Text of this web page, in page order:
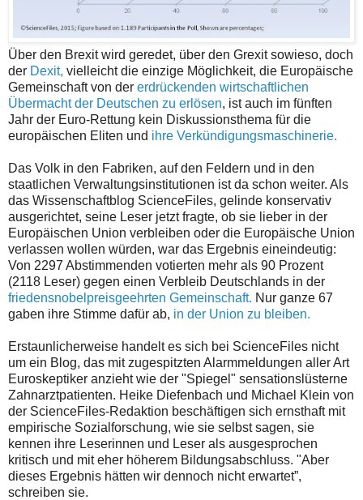
Über den Brexit wird geredet, über den Grexit sowieso, doch
der Dexit, vielleicht die einzige Möglichkeit, die Europäische
Gemeinschaft von der erdrückenden wirtschaftlichen
Übermacht der Deutschen zu erlösen, ist auch im fünften
Jahr der Euro-Rettung kein Diskussionsthema für die
europäischen Eliten und ihre Verkündigungsmaschinerie.
Das Volk in den Fabriken, auf den Feldern und in den
staatlichen Verwaltungsinstitutionen ist da schon weiter. Als
das Wissenschaftblog ScienceFiles, gelinde konservativ
ausgerichtet, seine Leser jetzt fragte, ob sie lieber in der
Europäischen Union verbleiben oder die Europäische Union
verlassen wollen würden, war das Ergebnis eineindeutig:
Von 2297 Abstimmenden votierten mehr als 90 Prozent
(2118 Leser) gegen einen Verbleib Deutschlands in der
friedensnobelpreisgeehrten Gemeinschaft. Nur ganze 67
gaben ihre Stimme dafür ab, in der Union zu bleiben.
Erstaunlicherweise handelt es sich bei ScienceFiles nicht
um ein Blog, das mit zugespitzten Alarmmeldungen aller Art
Euroskeptiker anzieht wie der "Spiegel" sensationslüsterne
Zahnarztpatienten. Heike Diefenbach und Michael Klein von
der ScienceFiles-Redaktion beschäftigen sich ernsthaft mit
empirische Sozialforschung, wie sie selbst sagen, sie
kennen ihre Leserinnen und Leser als ausgesprochen
kritisch und mit eher höherem Bildungsabschluss. "Aber
dieses Ergebnis hätten wir dennoch nicht erwartet”,
schreiben sie.